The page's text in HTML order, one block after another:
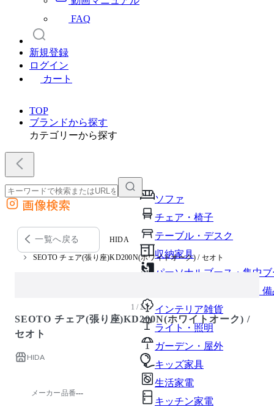
FAQ
新規登録
ログイン
カート
TOP
ブランドから探す
カテゴリーから探す
ソファ
チェア・椅子
テーブル・デスク
収納家具
パーソナルブース・集中
オフィスアクセサリー・
インテリア雑貨
ライト・照明
ガーデン・屋外
キッズ家具
生活家電
キッチン家電
外部サイトの商品をカートに追加
他のサイトで見つけた商品ページのURLを貼り付けて、カートに追加できます
画像検索
一覧へ戻る HIDA
SEOTO チェア(張り座)KD200N(ホワイトオーク) / セオト
1 / 2
SEOTO チェア(張り座)KD200N(ホワイトオーク) /
セオト
HIDA
メーカー品番---